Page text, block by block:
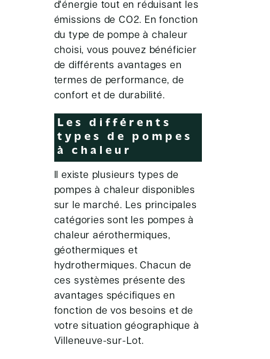
d'énergie tout en réduisant les
émissions de CO2. En fonction
du type de pompe à chaleur
choisi, vous pouvez bénéficier
de différents avantages en
termes de performance, de
confort et de durabilité.
Les différents
types de pompes
à chaleur
Il existe plusieurs types de
pompes à chaleur disponibles
sur le marché. Les principales
catégories sont les pompes à
chaleur aérothermiques,
géothermiques et
hydrothermiques. Chacun de
ces systèmes présente des
avantages spécifiques en
fonction de vos besoins et de
votre situation géographique à
Villeneuve-sur-Lot.